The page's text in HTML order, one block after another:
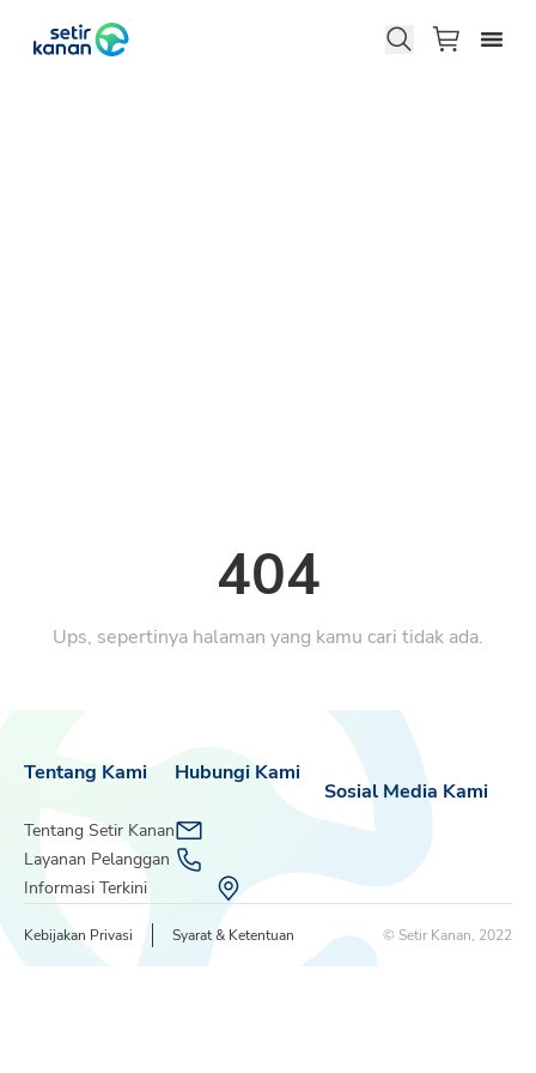
404
Ups, sepertinya halaman yang kamu cari tidak ada.
Tentang Kami
Tentang Setir Kanan
Layanan Pelanggan
Informasi Terkini
Sosial Media Kami
Hubungi Kami
Kebijakan Privasi Syarat & Ketentuan © Setir Kanan, 2022